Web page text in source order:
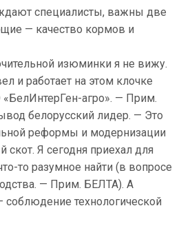
специалисты, важны две
— качество кормов и
изюминки я не вижу.
и работает на этом клочке
агро». — Прим.
белорусский лидер. — Это
реформы и модернизации
скот. Я сегодня приехал для
то разумное найти (в вопросе
— Прим. БЕЛТА). А
технологической